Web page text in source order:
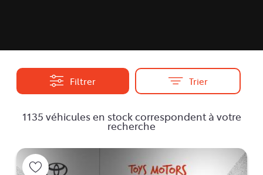
Filtrer Trier
1135 véhicules en stock correspondent à votre
recherche